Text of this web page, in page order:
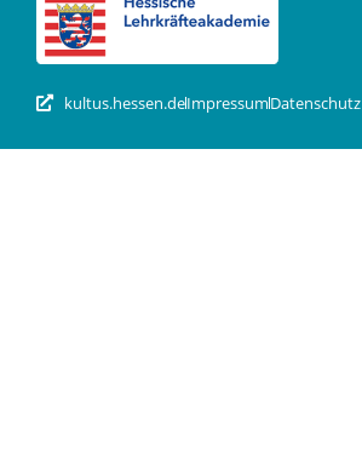
kultus.hessen.deImpressumDatenschutz